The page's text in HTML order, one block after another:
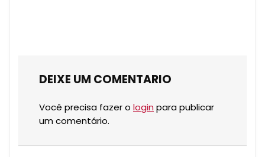
DEIXE UM COMENTARIO
Você precisa fazer o login para publicar
um comentário.